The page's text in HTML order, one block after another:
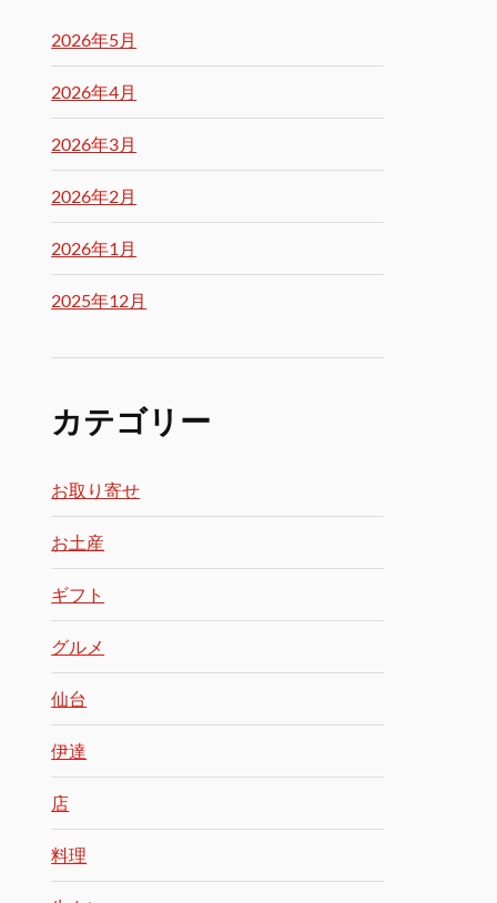
2026年5月
2026年4月
2026年3月
2026年2月
2026年1月
2025年12月
カテゴリー
お取り寄せ
お土産
ギフト
グルメ
仙台
伊達
店
料理